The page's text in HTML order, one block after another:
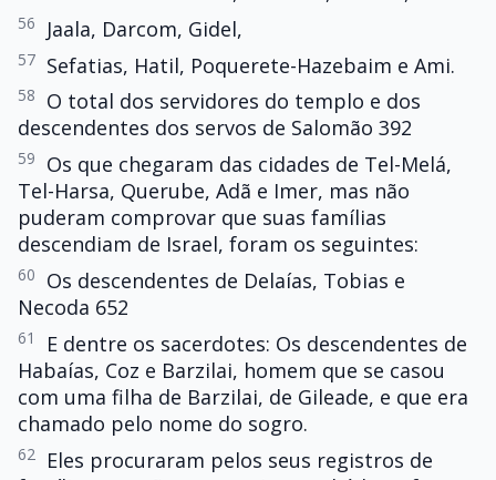
56 Jaala, Darcom, Gidel,
57 Sefatias, Hatil, Poquerete-Hazebaim e Ami.
58
O total dos servidores do templo e dos
descendentes dos servos de Salomão 392
59
Os que chegaram das cidades de Tel-Melá,
Tel-Harsa, Querube, Adã e Imer, mas não
puderam comprovar que suas famílias
descendiam de Israel, foram os seguintes:
60
Os descendentes de Delaías, Tobias e
Necoda 652
61
E dentre os sacerdotes: Os descendentes de
Habaías, Coz e Barzilai, homem que se casou
com uma filha de Barzilai, de Gileade, e que era
chamado pelo nome do sogro.
62
Eles procuraram pelos seus registros de